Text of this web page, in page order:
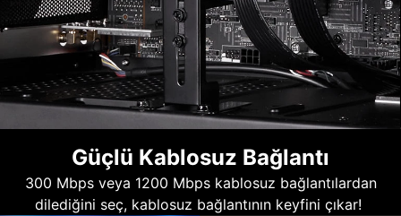
Güçlü Kablosuz Bağlantı
300 Mbps veya 1200 Mbps kablosuz bağlantılardan
dilediğini seç, kablosuz bağlantının keyfini çıkar!